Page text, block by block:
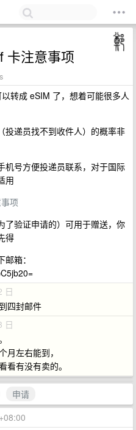
卡注意事项
转成 eSIM 了，想着可能很多人
投递员找不到收件人）的概率非
机号方便投递员联系，对于国际
用
项
了验证申请的）可用于赠送，你
得
箱：
日
四封邮件
日
月左右能到，
看有没有卖的。
申请